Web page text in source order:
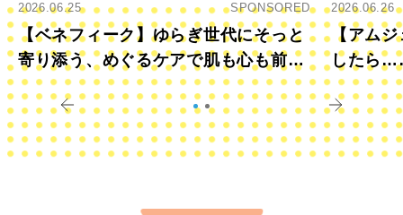
2026.06.25 SPONSORED
【ベネフィーク】ゆらぎ世代にそっと
寄り添う、めぐるケアで肌も心も前向
きに
2026.06.26
【アムジ
したら
すか？